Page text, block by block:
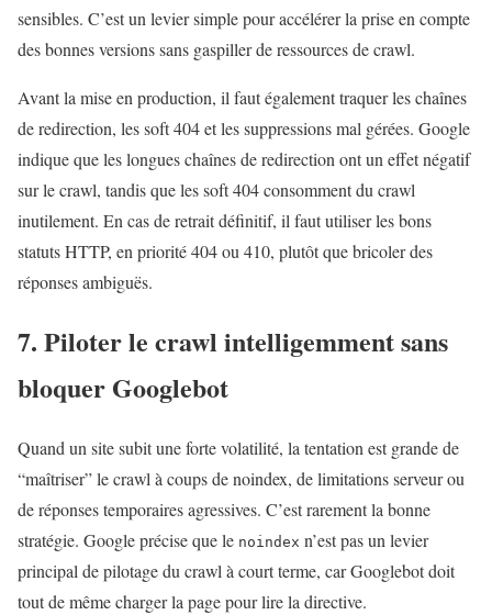
sensibles. C’est un levier simple pour accélérer la prise en compte
des bonnes versions sans gaspiller de ressources de crawl.
Avant la mise en production, il faut également traquer les chaînes
de redirection, les soft 404 et les suppressions mal gérées. Google
indique que les longues chaînes de redirection ont un effet négatif
sur le crawl, tandis que les soft 404 consomment du crawl
inutilement. En cas de retrait définitif, il faut utiliser les bons
statuts HTTP, en priorité 404 ou 410, plutôt que bricoler des
réponses ambiguës.
7. Piloter le crawl intelligemment sans
bloquer Googlebot
Quand un site subit une forte volatilité, la tentation est grande de
“maîtriser” le crawl à coups de noindex, de limitations serveur ou
de réponses temporaires agressives. C’est rarement la bonne
stratégie. Google précise que le noindex n’est pas un levier
principal de pilotage du crawl à court terme, car Googlebot doit
tout de même charger la page pour lire la directive.